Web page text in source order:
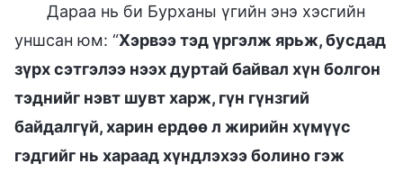
Дараа нь би Бурханы үгийн энэ хэсгийн
уншсан юм: “Хэрвээ тэд үргэлж ярьж, бусдад
зүрх сэтгэлээ нээх дуртай байвал хүн болгон
тэднийг нэвт шувт харж, гүн гүнзгий
байдалгүй, харин ердөө л жирийн хүмүүс
гэдгийг нь хараад хүндлэхээ болино гэж